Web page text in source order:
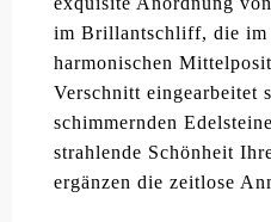
im Brillantschliff, die im
harmonischen
Verschnitt eingearbeitet
schimmernden
strahlende Schönheit
ergänzen die zeitlose